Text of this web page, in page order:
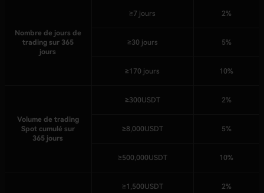
Nombre de jours de
trading sur 365
jours
≥7 jours 2%
≥30 jours 5%
≥170 jours 10%
Volume de trading
Spot cumulé sur
365 jours
≥300USDT 2%
≥8,000USDT 5%
≥500,000USDT 10%
≥1,500USDT 2%